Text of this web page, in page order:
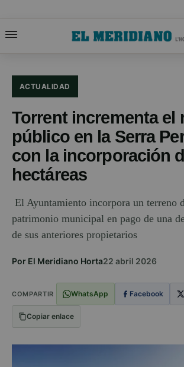
ACTUALIDAD
Torrent incrementa el
público en la Serra
con la incorporación
hectáreas
El Ayuntamiento incorpora un terreno
patrimonio municipal en pago de una
de sus anteriores propietarios
Por El Meridiano Horta22 abril 2026
COMPARTIR WhatsApp Facebook
Copiar enlace